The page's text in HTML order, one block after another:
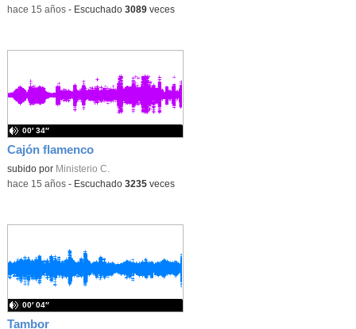
-hace 15 años- Escuchado 3089veces
Cajón flamenco
subido por Ministerio C.
00′ 34″
-hace 15 años- Escuchado 3235veces
Tambor
00′ 04″